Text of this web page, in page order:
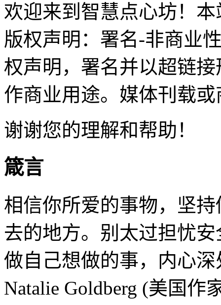
欢迎来到智慧点心坊！
版权声明：署名-非商业
权声明，署名并以超链
作商业用途。媒体刊载
谢谢您的理解和帮助！
箴言
相信你所爱的事物，坚
去的地方。别太过担忧
做自己想做的事，内心
Natalie Goldberg (美国作